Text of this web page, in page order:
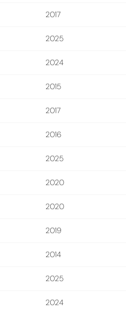
2017
2025
2024
2015
2017
2016
2025
2020
2020
2019
2014
2025
2024